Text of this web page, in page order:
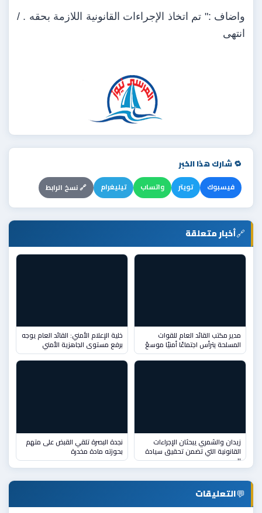
واضاف :" تم اتخاذ الإجراءات القانونية اللازمة بحقه . /
انتهى
🔁 شارك هذا الخبر
فيسبوك تويتر واتساب تيليغرام 🔗 نسخ الرابط
🔗أخبار متعلقة
مدير مكتب القائد العام للقوات
المسلحة يترأس اجتماعًا أمنيًا موسعً
خلية الإعلام الأمني: القائد العام يوجه
برفع مستوى الجاهزية الأمني
زيدان والشمري يبحثان الإجراءات
القانونية التي تضمن تحقيق سيادة
ال
نجدة البصرة تلقي القبض على متهم
بحوزته مادة مخدرة
💬التعليقات